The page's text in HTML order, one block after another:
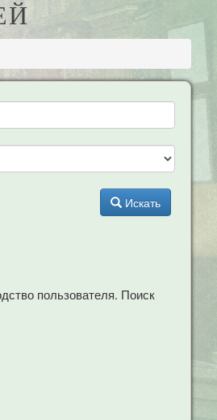
Искать
пользователя. Поиск